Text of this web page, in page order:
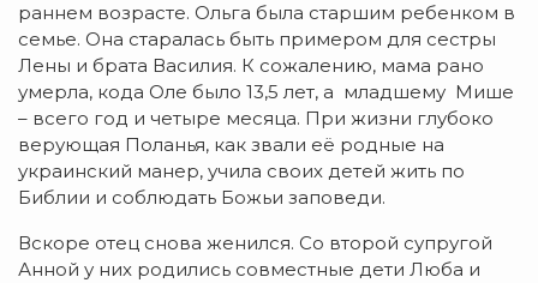
раннем возрасте. Ольга была старшим ребенком в
семье. Она старалась быть примером для сестры
Лены и брата Василия. К сожалению, мама рано
умерла, кода Оле было 13,5 лет, а младшему Мише
– всего год и четыре месяца. При жизни глубоко
верующая Поланья, как звали её родные на
украинский манер, учила своих детей жить по
Библии и соблюдать Божьи заповеди.
Вскоре отец снова женился. Со второй супругой
Анной у них родились совместные дети Люба и